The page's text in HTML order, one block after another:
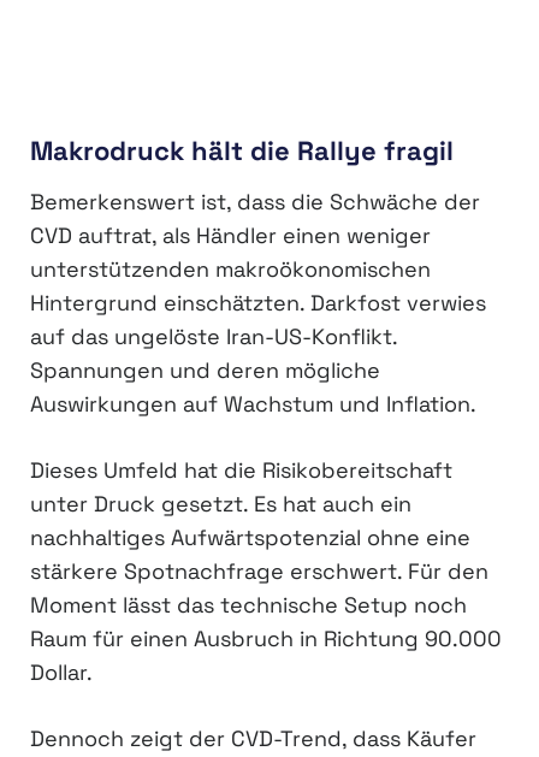
Makrodruck hält die Rallye fragil
Bemerkenswert ist, dass die Schwäche der
CVD auftrat, als Händler einen weniger
unterstützenden makroökonomischen
Hintergrund einschätzten. Darkfost verwies
auf das ungelöste Iran-US-Konflikt.
Spannungen und deren mögliche
Auswirkungen auf Wachstum und Inflation.
Dieses Umfeld hat die Risikobereitschaft
unter Druck gesetzt. Es hat auch ein
nachhaltiges Aufwärtspotenzial ohne eine
stärkere Spotnachfrage erschwert. Für den
Moment lässt das technische Setup noch
Raum für einen Ausbruch in Richtung 90.000
Dollar.
Dennoch zeigt der CVD-Trend, dass Käufer